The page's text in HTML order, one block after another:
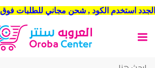
شحن مجاني للطلبات فوق 499رس داخل الرياض . وشحن الي جميع مدن المملكة العربية السعودية